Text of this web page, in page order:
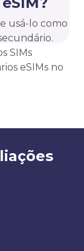
usá-lo como
SIMs
eSIMs no